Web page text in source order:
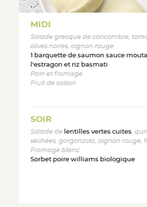
MIDI
Salade grecque de concombre,
olives noires, oignon rouge
1 barquette de saumon sauce
l'estragon et riz basmati
Pain et fromage
Fruit de saison
SOIR
Salade de lentilles vertes cuites,
séchées, gorgonzola, oignon rouge,
Fromage blanc
Sorbet poire williams biologique